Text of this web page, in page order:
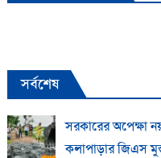
সর্বশেষ
সরকারের অপেক্ষা
কলাপাড়ার জিএস